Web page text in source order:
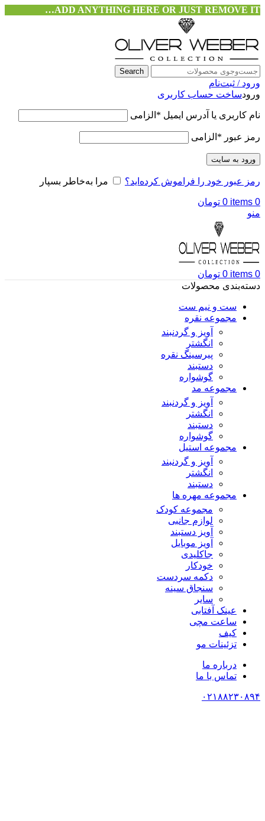
ADD ANYTHING HERE OR JUST REMOVE IT…
Search
ورود / ثبت‌نام
ورودساخت حساب کاربری
نام کاربری یا آدرس ایمیل * الزامی
رمز عبور * الزامی
ورود به سایت
رمز عبور خود را فراموش کرده‌اید؟ مرا به‌خاطر بسپار
0
items
0 تومان
منو
0
items
0 تومان
دسته‌بندی محصولات
ست و نیم ست
مجموعه نقره
آویز و گردنبند
انگشتر
پیرسینگ نقره
دستبند
گوشواره
مجموعه مد
آویز و گردنبند
انگشتر
دستبند
گوشواره
مجموعه استیل
آویز و گردنبند
انگشتر
دستبند
مجموعه مهره ها
مجموعه کودک
لوازم جانبی
آویز دستبند
آویز موبایل
جاکلیدی
خودکار
دکمه سردست
سنجاق سینه
سایر
عینک آفتابی
ساعت مچی
کیف
تزئینات مو
درباره ما
تماس با ما
۰۲۱۸۸۲۳۰۸۹۴